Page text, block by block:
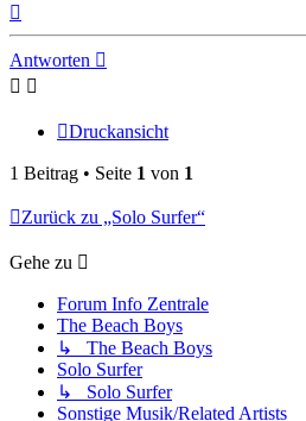
Antworten
Druckansicht
1 Beitrag • Seite 1 von 1
Zurück zu „Solo Surfer“
Gehe zu
Forum Info Zentrale
The Beach Boys
↳ The Beach Boys
Solo Surfer
↳ Solo Surfer
Sonstige Musik/Related Artists